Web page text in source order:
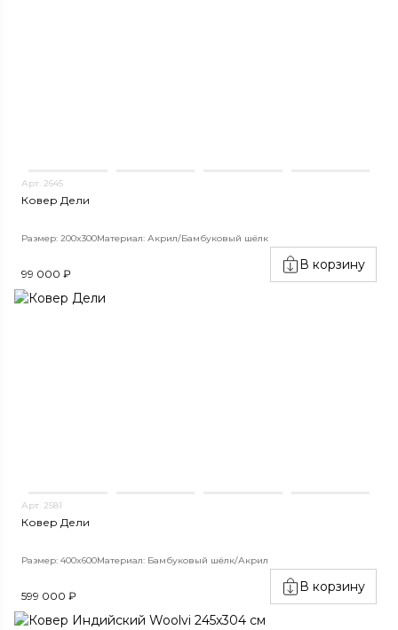
Арт. 2645
Ковер Дели
Размер: 200x300Материал: Акрил/Бамбуковый шёлк
99 000 ₽
В корзину
Арт. 2581
Ковер Дели
Размер: 400x600Материал: Бамбуковый шёлк/Акрил
599 000 ₽
В корзину